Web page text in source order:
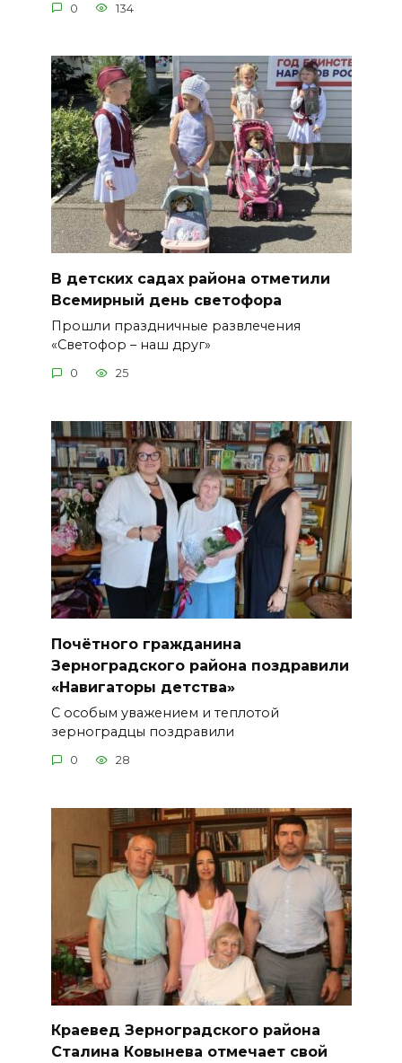
0 134
В детских садах района отметили
Всемирный день светофора
Прошли праздничные развлечения
«Светофор – наш друг»
0 25
Почётного гражданина
Зерноградского района поздравили
«Навигаторы детства»
С особым уважением и теплотой
зерноградцы поздравили
0 28
Краевед Зерноградского района
Сталина Ковынева отмечает свой